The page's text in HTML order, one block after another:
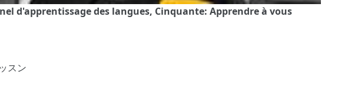
d'apprentissage des langues, Cinquante: Apprendre à vous
スン